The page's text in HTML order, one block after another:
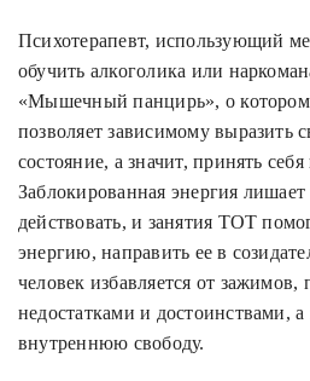
Психотерапевт, использующий
обучить алкоголика или
«Мышечный панцирь», о
позволяет зависимому выразить
состояние, а значит, принять
Заблокированная энергия
действовать, и занятия ТОТ
энергию, направить ее в
человек избавляется от зажимов,
недостатками и достоинствами, а
внутреннюю свободу.